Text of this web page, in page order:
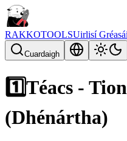
RAKKOTOOLSUirlisí
Cuardaigh
1️⃣Téacs -
(Dhénártha)